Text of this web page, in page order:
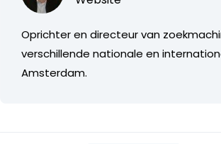
Oprichter en directeur van
verschillende nationale en
Amsterdam.